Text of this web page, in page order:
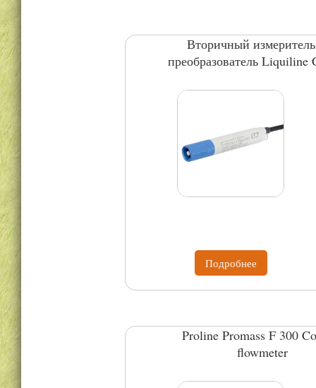
Вторичный
преобразователь Liquiline
Подробнее
Proline Promass F 300
flowmeter